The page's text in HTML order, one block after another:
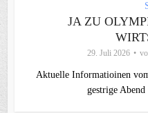
JA ZU
29. Juli 2026
Aktuelle Informatioinen
gestrige